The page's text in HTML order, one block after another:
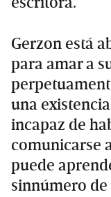
Gerzon está
para amar a
una
incapaz de
comunicarse
puede
sinnúmero de